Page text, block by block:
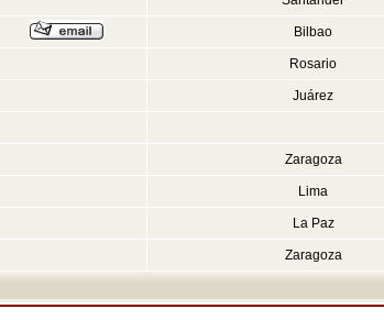
Bilbao
Rosario
Juárez
Zaragoza
Lima
La Paz
Zaragoza